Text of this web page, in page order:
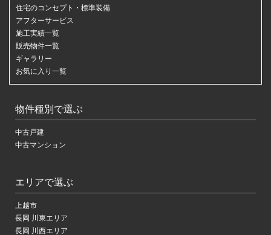
住宅のコンセプト・標準装備
アフターサービス
施工実績一覧
販売物件一覧
ギャラリー
お気に入り一覧
物件種別で選ぶ
中古戸建
中古マンション
エリアで選ぶ
上越市
長岡 川東エリア
長岡 川西エリア